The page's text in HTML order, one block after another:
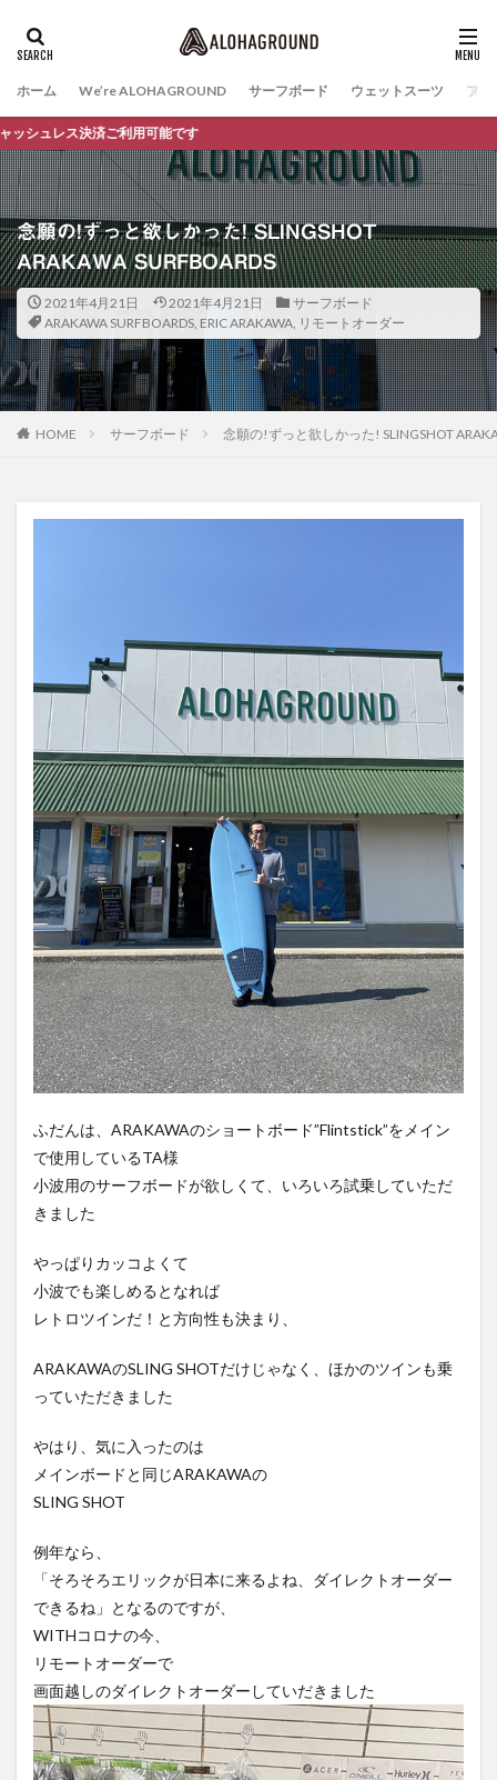
ホーム We’re ALOHAGROUND サーフボード ウェットスーツ ファ
可能です
念願の!ずっと欲しかった! SLINGSHOT
ARAKAWA SURFBOARDS
2021年4月21日 2021年4月21日
サーフボード
ARAKAWA SURFBOARDS, ERIC ARAKAWA, リモートオーダー
HOME サーフボード 念願の!ずっと欲しかった! SLINGSHOT
ふだんは、ARAKAWAのショートボード”Flintstick”をメイン
で使用しているTA様
小波用のサーフボードが欲しくて、いろいろ試乗していただ
きました
やっぱりカッコよくて
小波でも楽しめるとなれば
レトロツインだ！と方向性も決まり、
ARAKAWAのSLING SHOTだけじゃなく、ほかのツインも乗
っていただきました
やはり、気に入ったのは
メインボードと同じARAKAWAの
SLING SHOT
例年なら、
「そろそろエリックが日本に来るよね、ダイレクトオーダー
できるね」となるのですが、
WITHコロナの今、
リモートオーダーで
画面越しのダイレクトオーダーしていだきました